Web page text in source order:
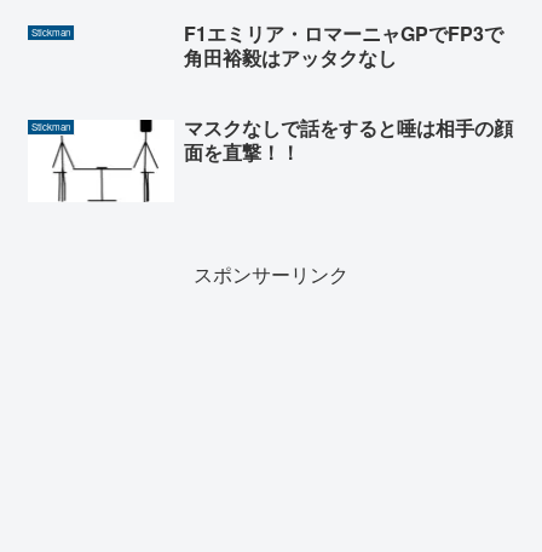
Stickman
F1エミリア・ロマーニャGPでFP3で
角田裕毅はアッタクなし
Stickman
マスクなしで話をすると唾は相手の顔
面を直撃！！
スポンサーリンク